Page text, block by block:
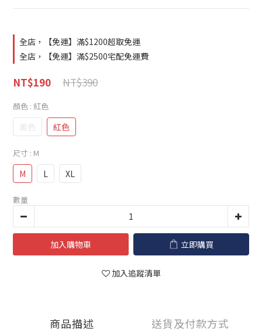
全店，【免運】滿$1200超取免運
全店，【免運】滿$2500宅配免運費
NT$390
NT$190
顏色 : 紅色
黑色 紅色
尺寸 : M
M L XL
數量
加入購物車 立即購買
加入追蹤清單
商品描述 送貨及付款方式